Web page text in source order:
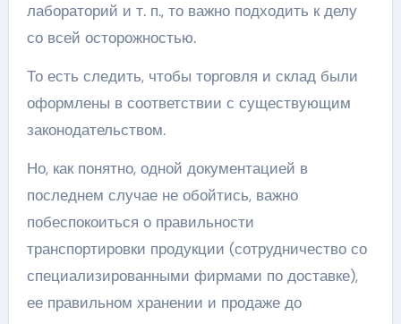
лабораторий и т. п., то важно подходить к делу
со всей осторожностью.
То есть следить, чтобы торговля и склад были
оформлены в соответствии с существующим
законодательством.
Но, как понятно, одной документацией в
последнем случае не обойтись, важно
побеспокоиться о правильности
транспортировки продукции (сотрудничество со
специализированными фирмами по доставке),
ее правильном хранении и продаже до